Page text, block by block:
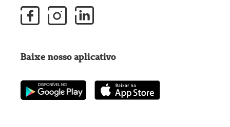
Baixe nosso aplicativo